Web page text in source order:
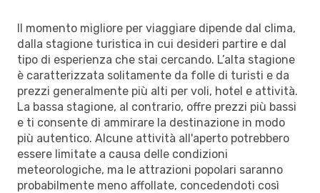
Il momento migliore per viaggiare dipende dal clima,
dalla stagione turistica in cui desideri partire e dal
tipo di esperienza che stai cercando. L’alta stagione
è caratterizzata solitamente da folle di turisti e da
prezzi generalmente più alti per voli, hotel e attività.
La bassa stagione, al contrario, offre prezzi più bassi
e ti consente di ammirare la destinazione in modo
più autentico. Alcune attività all'aperto potrebbero
essere limitate a causa delle condizioni
meteorologiche, ma le attrazioni popolari saranno
probabilmente meno affollate, concedendoti così